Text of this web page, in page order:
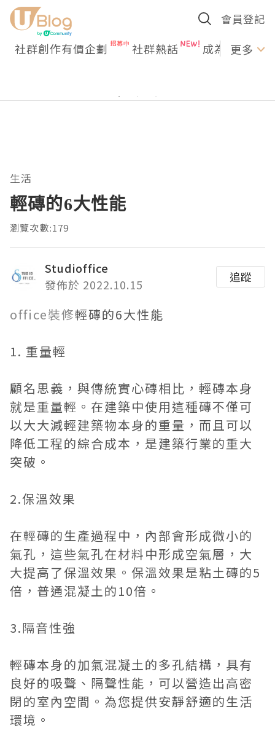
會員登記
社群創作有價企劃 社群熱話 成為U更多
生活
輕磚的6大性能
瀏覽次數:179
Studioffice
發佈於 2022.10.15
追蹤
office裝修輕磚的6大性能
1. 重量輕
顧名思義，與傳統實心磚相比，輕磚本身
就是重量輕。在建築中使用這種磚不僅可
以大大減輕建築物本身的重量，而且可以
降低工程的綜合成本，是建築行業的重大
突破。
2.保溫效果
在輕磚的生產過程中，內部會形成微小的
氣孔，這些氣孔在材料中形成空氣層，大
大提高了保溫效果。保溫效果是粘土磚的5
倍，普通混凝土的10倍。
3.隔音性強
輕磚本身的加氣混凝土的多孔結構，具有
良好的吸聲、隔聲性能，可以營造出高密
閉的室內空間。為您提供安靜舒適的生活
環境。